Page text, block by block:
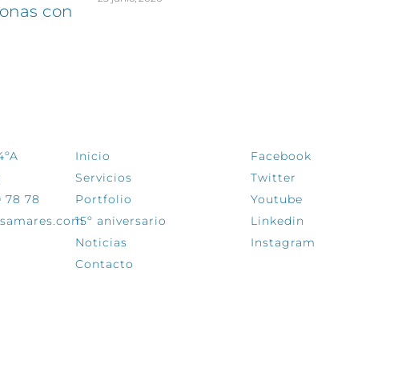
con
78 78
Inicio
Servicios
Portfolio
15º aniversario
Noticias
Contacto
Facebook
Twitter
Youtube
Linkedin
Instagram